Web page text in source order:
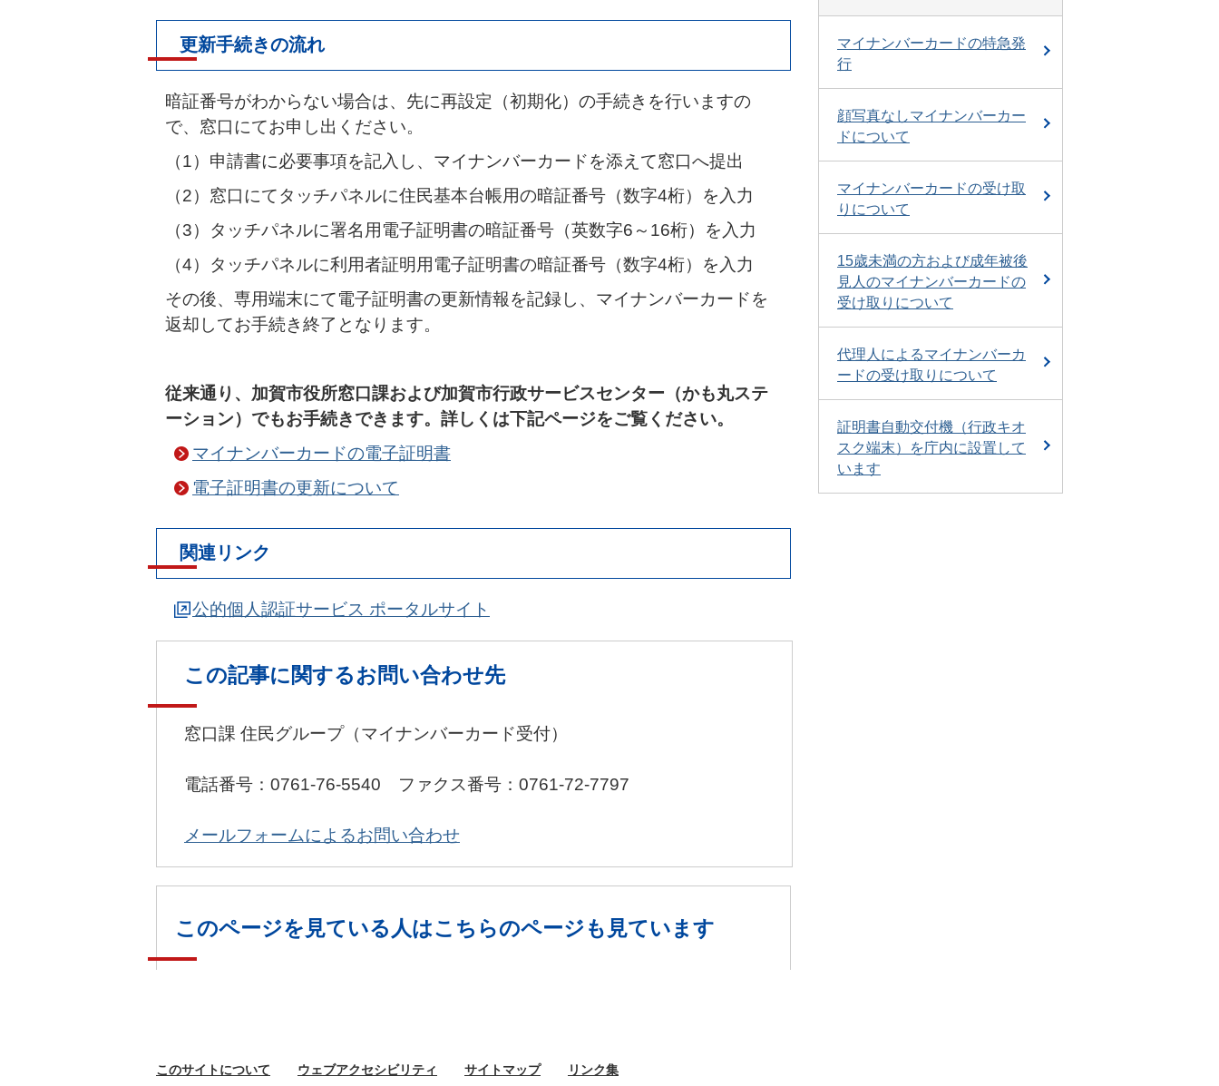
更新手続きの流れ
暗証番号がわからない場合は、先に再設定（初期化）の手続きを行いますの
で、窓口にてお申し出ください。
（1）申請書に必要事項を記入し、マイナンバーカードを添えて窓口へ提出
（2）窓口にてタッチパネルに住民基本台帳用の暗証番号（数字4桁）を入力
（3）タッチパネルに署名用電子証明書の暗証番号（英数字6～16桁）を入力
（4）タッチパネルに利用者証明用電子証明書の暗証番号（数字4桁）を入力
その後、専用端末にて電子証明書の更新情報を記録し、マイナンバーカードを
返却してお手続き終了となります。
従来通り、加賀市役所窓口課および加賀市行政サービスセンター（かも丸ステ
ーション）でもお手続きできます。詳しくは下記ページをご覧ください。
マイナンバーカードの電子証明書
電子証明書の更新について
関連リンク
公的個人認証サービス ポータルサイト
この記事に関するお問い合わせ先
窓口課 住民グループ（マイナンバーカード受付）
電話番号：0761-76-5540 ファクス番号：0761-72-7797
メールフォームによるお問い合わせ
このページを見ている人はこちらのページも見ています
マイナンバーカードの特急発
行
顔写真なしマイナンバーカー
ドについて
マイナンバーカードの受け取
りについて
15歳未満の方および成年被後
見人のマイナンバーカードの
受け取りについて
代理人によるマイナンバーカ
ードの受け取りについて
証明書自動交付機（行政キオ
スク端末）を庁内に設置して
います
このサイトについて ウェブアクセシビリティ サイトマップ リンク集